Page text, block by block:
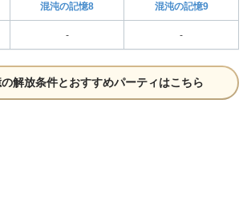
混沌の記憶8 混沌の記憶9
- -
解放条件とおすすめパーティはこちら